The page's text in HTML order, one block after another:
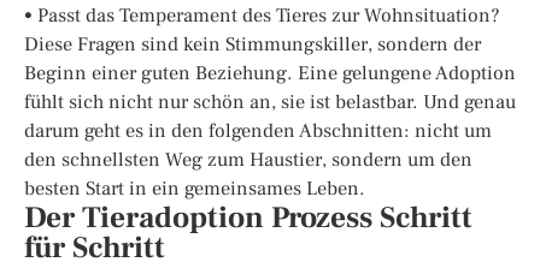
• Passt das Temperament des Tieres zur Wohnsituation?
Diese Fragen sind kein Stimmungskiller, sondern der
Beginn einer guten Beziehung. Eine gelungene Adoption
fühlt sich nicht nur schön an, sie ist belastbar. Und genau
darum geht es in den folgenden Abschnitten: nicht um
den schnellsten Weg zum Haustier, sondern um den
besten Start in ein gemeinsames Leben.
Der Tieradoption Prozess Schritt
für Schritt